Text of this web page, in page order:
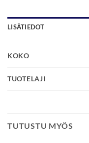
LISÄTIEDOT
KOKO
TUOTELAJI
TUTUSTU MYÖS